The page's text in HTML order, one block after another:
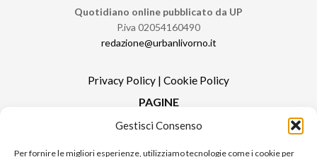
Gestisci Consenso
Per fornire le migliori esperienze, utilizziamo tecnologie come i cookie per
Quotidiano online pubblicato da UP
P.iva 02054160490
redazione@urbanlivorno.it
Privacy Policy | Cookie Policy
PAGINE
Redazione
Contatti